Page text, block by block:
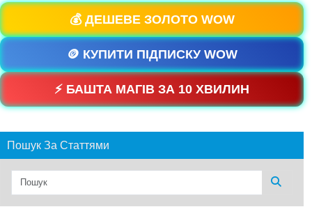
💰 ДЕШЕВЕ ЗОЛОТО WOW
🪙 КУПИТИ ПІДПИСКУ WOW
⚡ БАШТА МАГІВ ЗА 10 ХВИЛИН
Пошук За Статтями